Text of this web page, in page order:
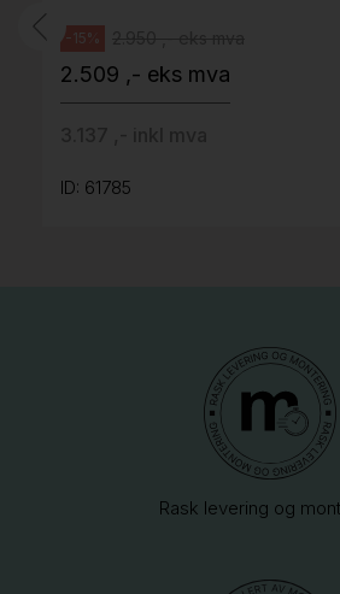
-15%
2.509 ,- eks mva
ID: 61785
Rask levering og